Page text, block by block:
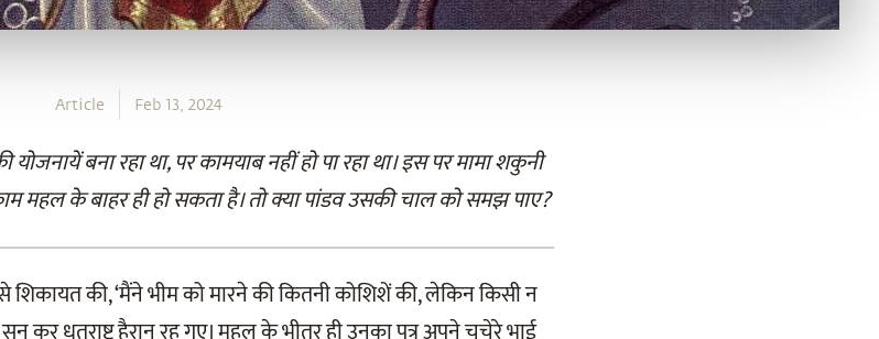
Article Feb 13, 2024
योजनायें बना रहा था, पर कामयाब नहीं हो पा रहा था। इस पर मामा शकुनी
महल के बाहर ही हो सकता है। तो क्या पांडव उसकी चाल को समझ पाए?
से शिकायत की, ‘मैंने भीम को मारने की कितनी कोशिशें की, लेकिन किसी न